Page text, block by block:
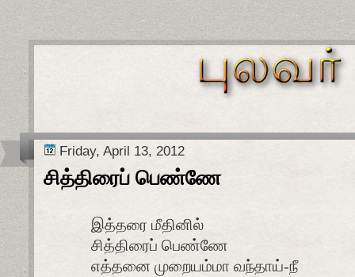
Friday, April 13, 2012
சித்திரைப் பெண்ணே
இத்தரை மீதினில்
சித்திரைப் பெண்ணே
எத்தனை முறையம்மா வந்தாய்-நீ